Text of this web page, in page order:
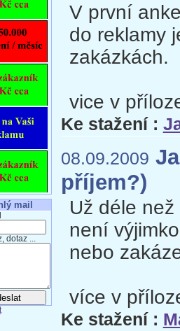
mail
dotaz ...
V první
do reklamy
zakázkách.
vice v
Ke stažení :
08.09.2009
příjem?)
Už déle
není
nebo
více v
Ke stažení :